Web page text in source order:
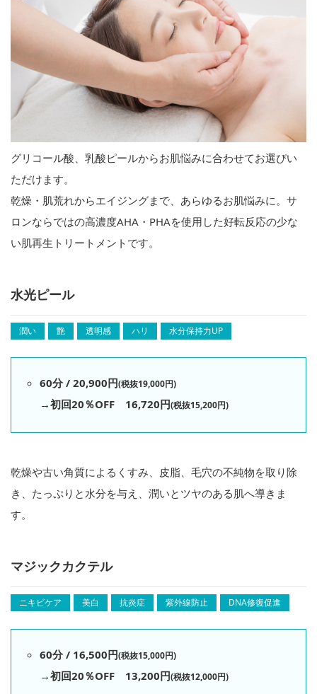
グリコール酸、乳酸ピールからお肌悩みに合わせてお選びい
ただけます。
乾燥・肌荒れからエイジングまで、あらゆるお肌悩みに。サ
ロンならではの高濃度AHA・PHAを使用した好転反応の少な
い肌再生トリートメントです。
水光ピール
潤い 艶 透明感 ハリ 水分保持力UP
60分 / 20,900円(税抜19,000円)
→初回20％OFF 16,720円(税抜15,200円)
乾燥や古い角質によるくすみ、皮脂、毛穴の不純物を取り除
き、たっぷりと水分を与え、潤いとツヤのある肌へ導きま
す。
マジックカクテル
ニキビケア 美白 抗炎症 紫外線防止 DNA修復促進
60分 / 16,500円(税抜15,000円)
→初回20％OFF 13,200円(税抜12,000円)